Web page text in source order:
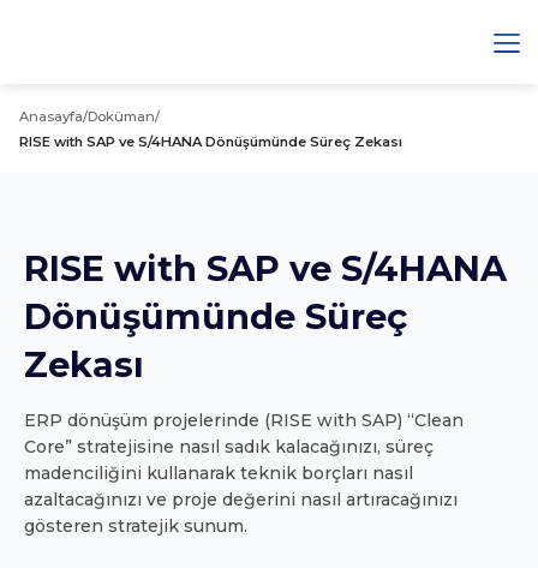
Anasayfa/Doküman/
RISE with SAP ve S/4HANA Dönüşümünde Süreç Zekası
RISE with SAP ve S/4HANA
Dönüşümünde Süreç
Zekası
ERP dönüşüm projelerinde (RISE with SAP) “Clean
Core” stratejisine nasıl sadık kalacağınızı, süreç
madenciliğini kullanarak teknik borçları nasıl
azaltacağınızı ve proje değerini nasıl artıracağınızı
gösteren stratejik sunum.